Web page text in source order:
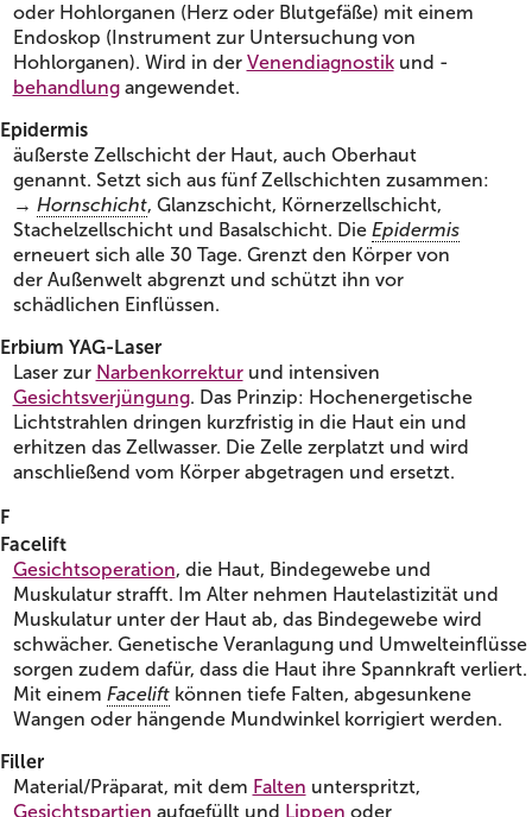
oder Hohlorganen (Herz oder Blutgefäße) mit einem
Endoskop (Instrument zur Untersuchung von
Hohlorganen). Wird in der Venendiagnostikund -
behandlungangewendet.
Epidermis
äußerste Zellschicht der Haut, auch Oberhaut
genannt. Setzt sich aus fünf Zellschichten zusammen:
→ Hornschicht, Glanzschicht, Körnerzellschicht,
Stachelzellschicht und Basalschicht. Die Epidermis
erneuert sich alle 30 Tage. Grenzt den Körper von
der Außenwelt abgrenzt und schützt ihn vor
schädlichen Einflüssen.
Erbium YAG-Laser
Laser zur Narbenkorrekturund intensiven
Gesichtsverjüngung. Das Prinzip: Hochenergetische
Lichtstrahlen dringen kurzfristig in die Haut ein und
erhitzen das Zellwasser. Die Zelle zerplatzt und wird
anschließend vom Körper abgetragen und ersetzt.
F
Facelift
Gesichtsoperation, die Haut, Bindegewebe und
Muskulatur strafft. Im Alter nehmen Hautelastizität und
Muskulatur unter der Haut ab, das Bindegewebe wird
schwächer. Genetische Veranlagung und Umwelteinflüsse
sorgen zudem dafür, dass die Haut ihre Spannkraft verliert.
Mit einem Faceliftkönnen tiefe Falten, abgesunkene
Wangen oder hängende Mundwinkel korrigiert werden.
Filler
Material/Präparat, mit dem Falten unterspritzt,
Gesichtspartien aufgefüllt und Lippen oder